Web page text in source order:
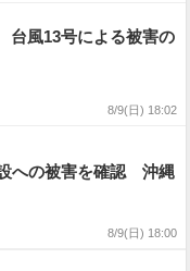
風13号による被害の
8/9(日) 18:02
への被害を確認 沖縄
8/9(日) 18:00